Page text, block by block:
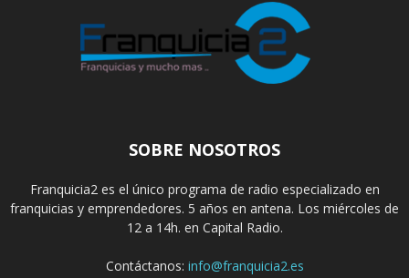
SOBRE NOSOTROS
Franquicia2 es el único programa de radio especializado en
franquicias y emprendedores. 5 años en antena. Los miércoles de
12 a 14h. en Capital Radio.
Contáctanos: info@franquicia2.es